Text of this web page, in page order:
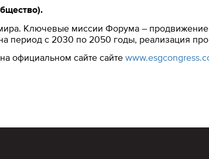
Ключевые миссии Форума –
период с 2030 по 2050 годы, реализация
официальном сайте сайте